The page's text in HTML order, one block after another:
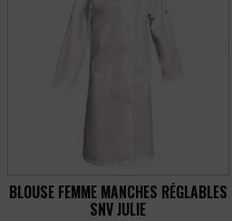
BLOUSE FEMME MANCHES RÉGLABLES
SNV JULIE